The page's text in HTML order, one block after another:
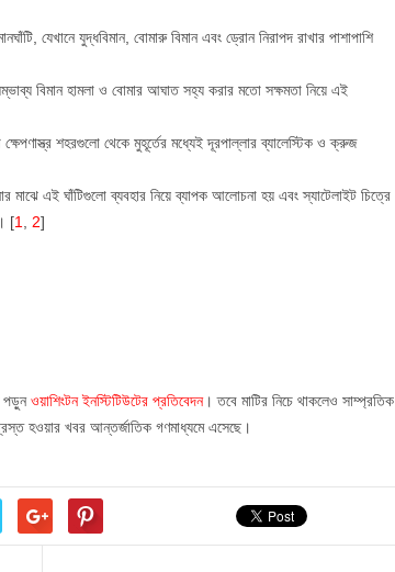
যেখানে যুদ্ধবিমান, বোমারু বিমান এবং ড্রোন নিরাপদ রাখার পাশাপাশি
বিমান হামলা ও বোমার আঘাত সহ্য করার মতো সক্ষমতা নিয়ে এই
ক্ষেপণাস্ত্র শহরগুলো থেকে মুহূর্তের মধ্যেই দূরপাল্লার ব্যালেস্টিক ও ক্রুজ
মাঝে এই ঘাঁটিগুলো ব্যবহার নিয়ে ব্যাপক আলোচনা হয় এবং স্যাটেলাইট চিত্রে
[1 2]
পড়ুনওয়াশিংটন ইনস্টিটিউটের প্রতিবেদন। তবে মাটির নিচে থাকলেও সাম্প্রতিক
হওয়ার খবর আন্তর্জাতিক গণমাধ্যমে এসেছে।